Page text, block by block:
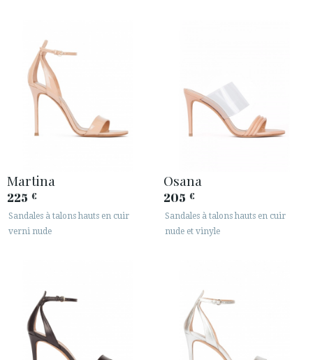
Martina
225 €
Sandales à talons hauts en cuir
verni nude
Osana
205 €
Sandales à talons hauts en cuir
nude et vinyle